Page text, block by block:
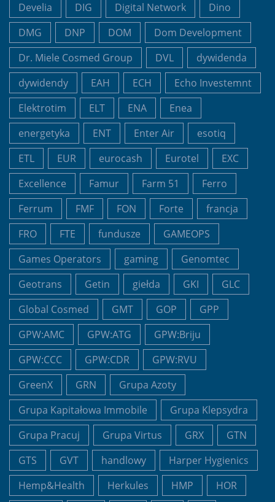
Develia
DIG Digital Network
Dino
DMG
DNP DOM
Dom Development
Dr. Miele Cosmed Group
DVL
dywidenda
dywidendy
EAH ECH
Echo Investemnt
Elektrotim
ELT ENA
Enea
energetyka
ENT Enter Air
esotiq
ETL
EUR eurocash Eurotel
EXC
Excellence
Famur Farm 51
Ferro
Ferrum
FMF FON Forte
francja
FRO
FTE fundusze
GAMEOPS
Games Operators
gaming
Genomtec
Geotrans
Getin giełda GKI
GLC
Global Cosmed
GMT GOP
GPP
GPW:AMC
GPW:ATG
GPW:Briju
GPW:CCC
GPW:CDR
GPW:RVU
GreenX
GRN
Grupa Azoty
Grupa Kapitałowa Immobile
Grupa Klepsydra
Grupa Pracuj
Grupa Virtus GRX
GTN
GTS
GVT handlowy
Harper Hygienics
Hemp&Health
Herkules HMP HOR